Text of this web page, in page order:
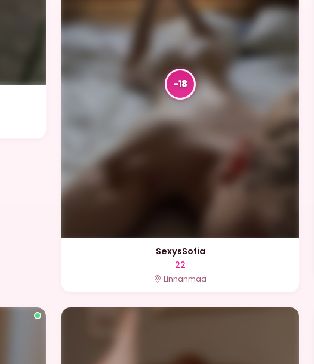
SexysSofia
22
Linnanmaa